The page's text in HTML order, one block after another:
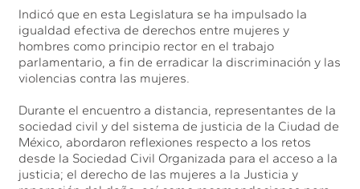
Indicó que en esta Legislatura se ha impulsado la
igualdad efectiva de derechos entre mujeres y
hombres como principio rector en el trabajo
parlamentario, a fin de erradicar la discriminación y las
violencias contra las mujeres.
Durante el encuentro a distancia, representantes de la
sociedad civil y del sistema de justicia de la Ciudad de
México, abordaron reflexiones respecto a los retos
desde la Sociedad Civil Organizada para el acceso a la
justicia; el derecho de las mujeres a la Justicia y